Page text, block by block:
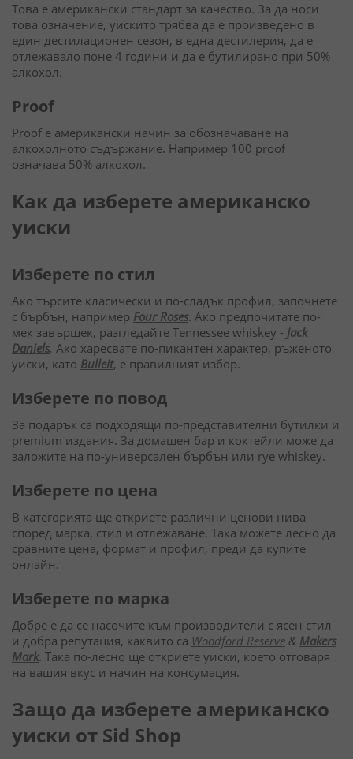
Това е американски стандарт за качество. За да носи
това означение, уискито трябва да е произведено в
един дестилационен сезон, в една дестилерия, да е
отлежавало поне 4 години и да е бутилирано при 50%
алкохол.
Proof
Proof е американски начин за обозначаване на
алкохолното съдържание. Например 100 proof
означава 50% алкохол.
Как да изберете американско
уиски
Изберете по стил
Ако търсите класически и по-сладък профил, започнете
с бърбън, например Four Roses. Ако предпочитате по-
мек завършек, разгледайте Tennessee whiskey - Jack
Daniels. Ако харесвате по-пикантен характер, ръженото
уиски, като Bulleit, е правилният избор.
Изберете по повод
За подарък са подходящи по-представителни бутилки и
premium издания. За домашен бар и коктейли може да
заложите на по-универсален бърбън или rye whiskey.
Изберете по цена
В категорията ще откриете различни ценови нива
според марка, стил и отлежаване. Така можете лесно да
сравните цена, формат и профил, преди да купите
онлайн.
Изберете по марка
Добре е да се насочите към производители с ясен стил
и добра репутация, каквито са Woodford Reserve & Makers
Mark. Така по-лесно ще откриете уиски, което отговаря
на вашия вкус и начин на консумация.
Защо да изберете американско
уиски от Sid Shop